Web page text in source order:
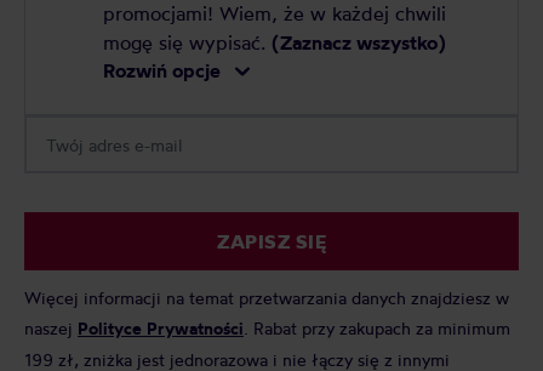
promocjami! Wiem, że w każdej chwili
mogę się wypisać. (Zaznacz wszystko)
Rozwiń opcje
ZAPISZ SIĘ
Więcej informacji na temat przetwarzania danych znajdziesz w
naszej Polityce Prywatności . Rabat przy zakupach za minimum
199 zł, zniżka jest jednorazowa i nie łączy się z innymi